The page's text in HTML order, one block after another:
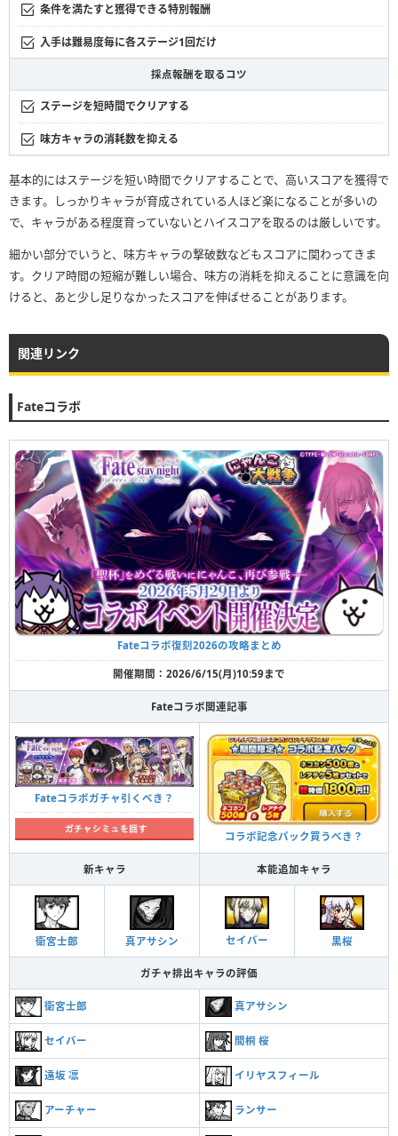
条件を満たすと獲得できる特別報酬
入手は難易度毎に各ステージ1回だけ
採点報酬を取るコツ
ステージを短時間でクリアする
味方キャラの消耗数を抑える
基本的にはステージを短い時間でクリアすることで、高いスコアを獲得で
きます。しっかりキャラが育成されている人ほど楽になることが多いの
で、キャラがある程度育っていないとハイスコアを取るのは厳しいです。
細かい部分でいうと、味方キャラの撃破数などもスコアに関わってきま
す。クリア時間の短縮が難しい場合、味方の消耗を抑えることに意識を向
けると、あと少し足りなかったスコアを伸ばせることがあります。
関連リンク
Fateコラボ
Fateコラボ復刻2026の攻略まとめ
開催期間：2026/6/15(月)10:59まで
Fateコラボ関連記事
Fateコラボガチャ引くべき？
コラボ記念パック買うべき？
新キャラ 本能追加キャラ
衛宮士郎 真アサシン セイバー 黒桜
ガチャ排出キャラの評価
衛宮士郎 真アサシン
セイバー 間桐 桜
遠坂 凛 イリヤスフィール
アーチャー ランサー